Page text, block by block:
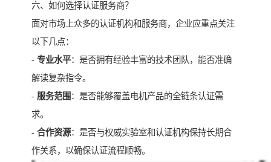
六、如何选择认证服务商？
面对市场上众多的认证机构和服务商，企业应重点关注
以下几点：
- 专业水平：是否拥有经验丰富的技术团队，能否准确
解读复杂指令。
- 服务范围 ：是否能够覆盖电机产品的全链条认证需
求。
- 合作资源：是否与权威实验室和认证机构保持长期合
作关系，以确保认证流程顺畅。